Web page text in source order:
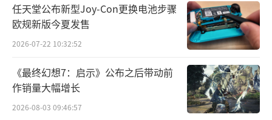
任天堂公布新型Joy-Con更换电池步骤
欧规新版今夏发售
2026-07-22 10:32:52
《最终幻想7：启示》公布之后带动前
作销量大幅增长
2026-08-03 09:46:57